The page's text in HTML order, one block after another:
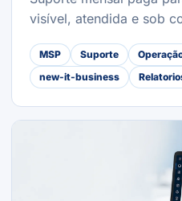
visível, atendida e sob
MSP Suporte
new-it-business